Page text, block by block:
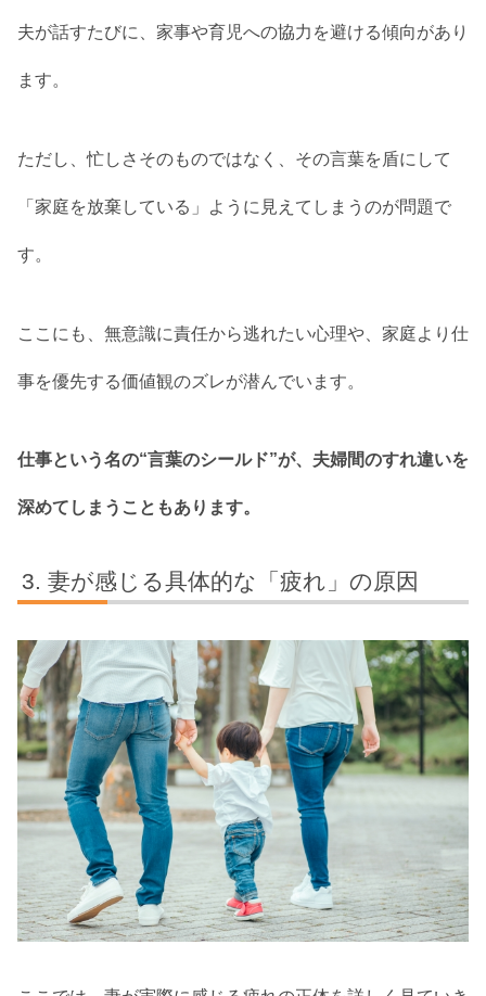
夫が話すたびに、家事や育児への協力を避ける傾向があり
ます。
ただし、忙しさそのものではなく、その言葉を盾にして
「家庭を放棄している」ように見えてしまうのが問題で
す。
ここにも、無意識に責任から逃れたい心理や、家庭より仕
事を優先する価値観のズレが潜んでいます。
仕事という名の“言葉のシールド”が、夫婦間のすれ違いを
深めてしまうこともあります。
妻が感じる具体的な「疲れ」の原因